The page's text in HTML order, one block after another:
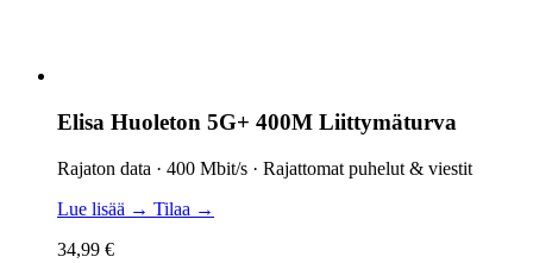
Elisa Huoleton 5G+ 400M Liittymäturva
Rajaton data · 400 Mbit/s · Rajattomat puhelut & viestit
Lue lisää → Tilaa →
34,99 €